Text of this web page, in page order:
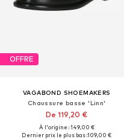
OFFRE
VAGABOND SHOEMAKERS
Chaussure basse 'Linn'
De 119,20 €
À l'origine : 149,00 €
Dernier prix le plus bas :109,00 €